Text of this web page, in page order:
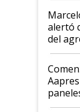
"Los
alertó
del
"No
las
años"
todas